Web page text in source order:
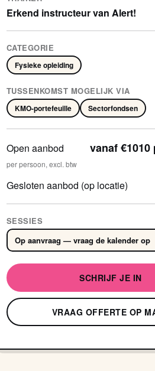
Erkend instructeur van Alert!
CATEGORIE
Fysieke opleiding
TUSSENKOMST MOGELIJK VIA
KMO-portefeuille Sectorfondsen
Open aanbod vanaf
per persoon, excl. btw
Gesloten aanbod (op locatie)
SESSIES
Op aanvraag — vraag de kalender op
SCHRIJF JE IN
VRAAG OFFERTE OP